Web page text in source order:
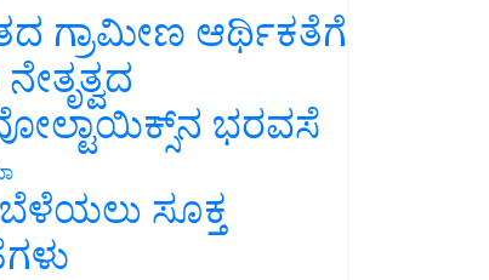
ಗ್ರಾಮೀಣ ಆರ್ಥಿಕತೆಗೆ
ಭರವಸೆ
ಬೆಳೆಯಲು ಸೂಕ್ತ